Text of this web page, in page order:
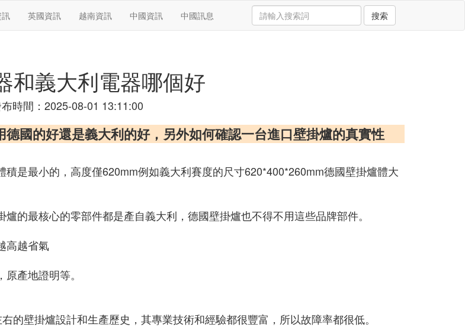
英國資訊 越南資訊 中國資訊 中國訊息 搜索
和義大利電器哪個好
時間：2025-08-01 13:11:00
國的好還是義大利的好，另外如何確認一台進口壁掛爐的真實性
是最小的，高度僅620mm例如義大利賽度的尺寸620*400*260mm德國壁掛爐體大
的最核心的零部件都是產自義大利，德國壁掛爐也不得不用這些品牌部件。
高越省氣
產地證明等。
的壁掛爐設計和生產歷史，其專業技術和經驗都很豐富，所以故障率都很低。